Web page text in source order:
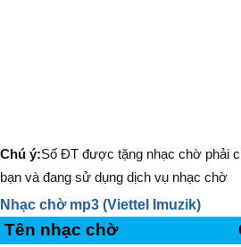
Chú ý:Số ĐT được tặng nhạc chờ phải
bạn và đang sử dụng dịch vụ nhạc chờ
Nhạc chờ mp3 (Viettel Imuzik)
Tên nhạc chờ